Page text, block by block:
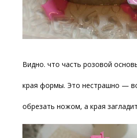
Видно. что часть розовой
края формы. Это нестрашно —
обрезать ножом, а края